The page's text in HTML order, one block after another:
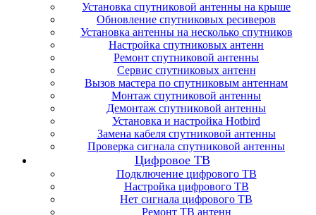
Установка спутниковой антенны на крыше
Обновление спутниковых ресиверов
Установка антенны на несколько спутников
Настройка спутниковых антенн
Ремонт спутниковой антенны
Сервис спутниковых антенн
Вызов мастера по спутниковым антеннам
Монтаж спутниковой антенны
Демонтаж спутниковой антенны
Установка и настройка Hotbird
Замена кабеля спутниковой антенны
Проверка сигнала спутниковой антенны
Цифровое ТВ
Подключение цифрового ТВ
Настройка цифрового ТВ
Нет сигнала цифрового ТВ
Ремонт ТВ антенн